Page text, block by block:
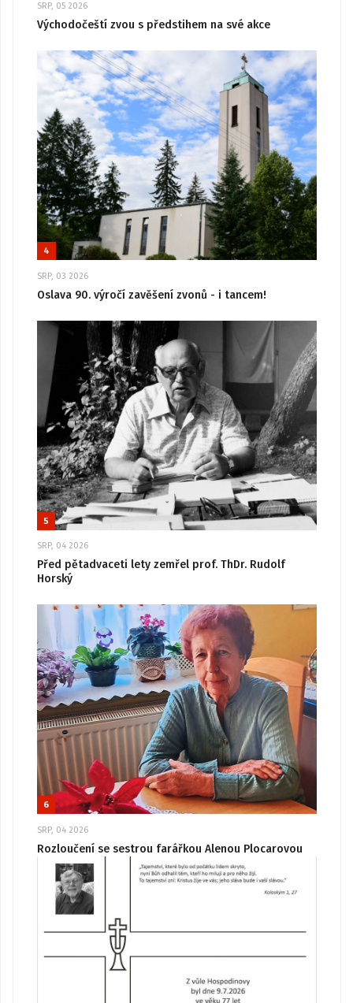
SRP, 05 2026
Východočeští zvou s předstihem na své akce
4
SRP, 03 2026
Oslava 90. výročí zavěšení zvonů - i tancem!
5
SRP, 04 2026
Před pětadvaceti lety zemřel prof. ThDr. Rudolf
Horský
6
SRP, 04 2026
Rozloučení se sestrou farářkou Alenou Plocarovou